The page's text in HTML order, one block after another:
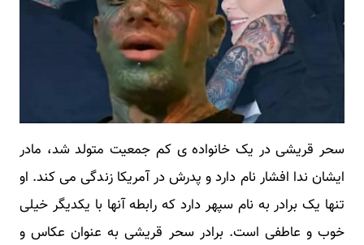
سحر قریشی در یک خانواده ی کم جمعیت متولد شد، مادر
ایشان ندا افشار نام دارد و پدرش در آمریکا زندگی می کند. او
تنها یک برادر به نام سپهر دارد که رابطه آنها با یکدیگر خیلی
خوب و عاطفی است. برادر سحر قریشی به عنوان عکاس و